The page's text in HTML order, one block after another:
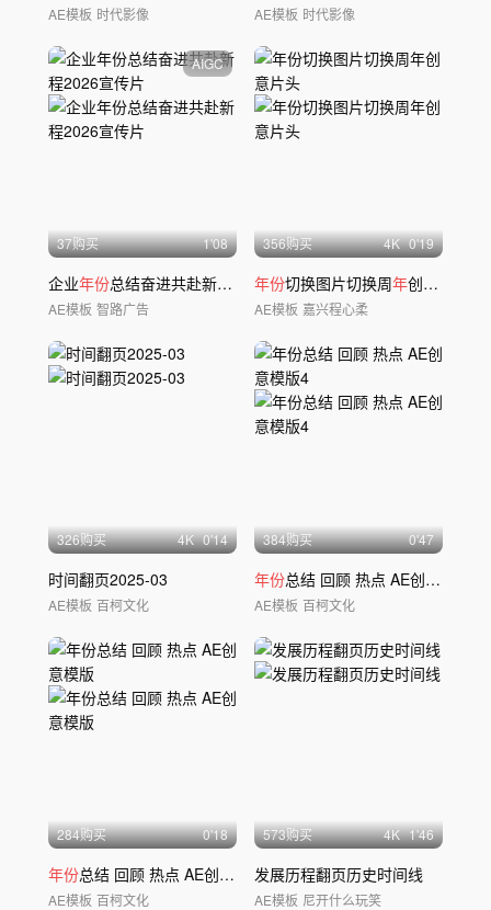
AE模板 时代影像 AE模板 时代影像
AIGC
37购买 1'08
企业年份总结奋进共赴新程2026宣传片
AE模板 智路广告
356购买 4K 0'19
年份切换图片切换周年创意片头
AE模板 嘉兴程心柔
326购买 4K 0'14
时间翻页2025-03
AE模板 百柯文化
384购买 0'47
年份总结 回顾 热点 AE创意模版4
AE模板 百柯文化
284购买 0'18
年份总结 回顾 热点 AE创意模版
AE模板 百柯文化
573购买 4K 1'46
发展历程翻页历史时间线
AE模板 尼开什么玩笑